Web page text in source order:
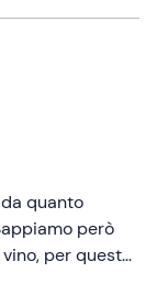
quanto
però
per questo
e noi